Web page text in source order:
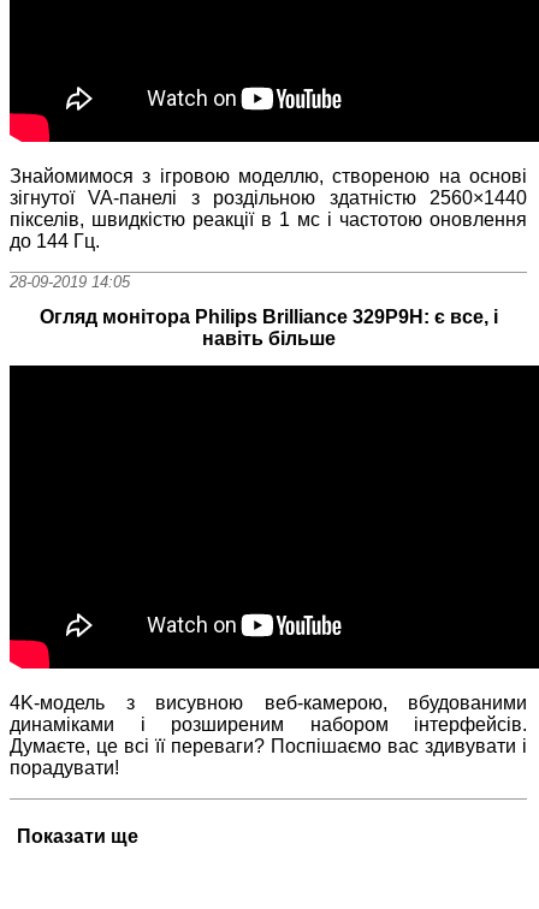
Знайомимося з ігровою моделлю, створеною на основі
зігнутої VA-панелі з роздільною здатністю 2560×1440
пікселів, швидкістю реакції в 1 мс і частотою оновлення
до 144 Гц.
28-09-2019 14:05
Огляд монітора Philips Brilliance 329P9H: є все, і
навіть більше
4K-модель з висувною веб-камерою, вбудованими
динаміками і розширеним набором інтерфейсів.
Думаєте, це всі її переваги? Поспішаємо вас здивувати і
порадувати!
Показати ще